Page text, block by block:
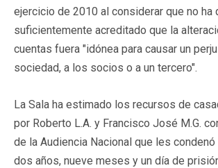
ejercicio de 2010 al considerar que no ha
suficientemente acreditado que la
cuentas fuera "idónea para causar un
sociedad, a los socios o a un tercero".
La Sala ha estimado los recursos de
por Roberto L.A. y Francisco José M.G.
de la Audiencia Nacional que les
dos años, nueve meses y un día de